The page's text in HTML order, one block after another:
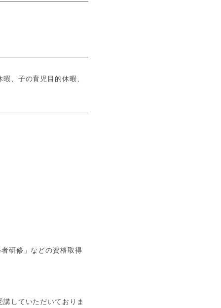
、子の育児目的休暇、
研修」などの資格取得
していただいておりま